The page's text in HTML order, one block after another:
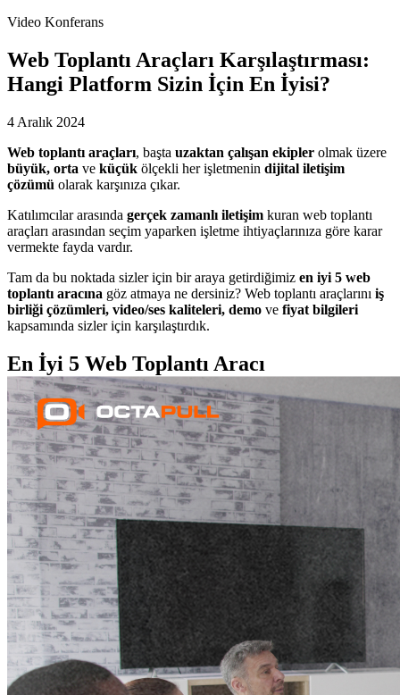
Video Konferans
Web Toplantı Araçları Karşılaştırması:
Hangi Platform Sizin İçin En İyisi?
4 Aralık 2024
Web toplantı araçları, başta uzaktan çalışan ekipler olmak üzere
büyük, orta ve küçük ölçekli her işletmenin dijital iletişim
çözümü olarak karşınıza çıkar.
Katılımcılar arasında gerçek zamanlı iletişim kuran web toplantı
araçları arasından seçim yaparken işletme ihtiyaçlarınıza göre karar
vermekte fayda vardır.
Tam da bu noktada sizler için bir araya getirdiğimiz en iyi 5 web
toplantı aracına göz atmaya ne dersiniz? Web toplantı araçlarını iş
birliği çözümleri, video/ses kaliteleri, demo ve fiyat bilgileri
kapsamında sizler için karşılaştırdık.
En İyi 5 Web Toplantı Aracı